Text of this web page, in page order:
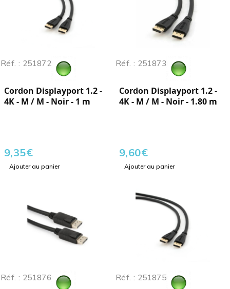
Réf. : 251872
Cordon Displayport 1.2 -
4K - M / M - Noir - 1 m
9,35€
Ajouter au panier
Réf. : 251873
Cordon Displayport 1.2 -
4K - M / M - Noir - 1.80 m
9,60€
Ajouter au panier
Réf. : 251876 Réf. : 251875